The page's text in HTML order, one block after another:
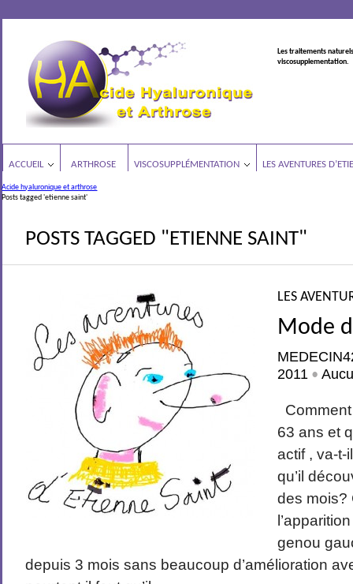
Les traitements
viscosupplementation.
ACCUEIL ARTHROSE VISCOSUPPLÉMENTATION LES AVENTURES
Acide hyaluronique et arthrose
Posts tagged 'etienne saint'
POSTS TAGGED "ETIENNE SAINT"
LES
Mode
2011 •
63 ans et
actif , va-t-
qu’il
des mois?
genou
depuis 3 mois sans beaucoup d’amélioration